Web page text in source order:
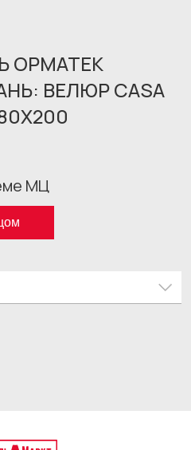
ОРМАТЕК
ВЕЛЮР CASA
МЦ